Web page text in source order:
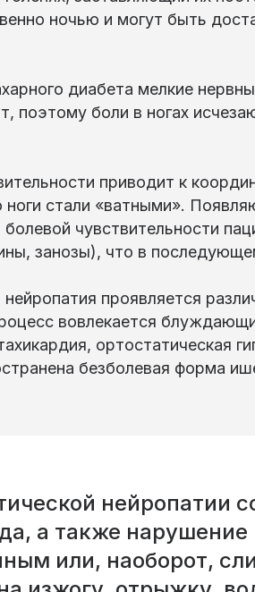
ночью и могут быть
диабета мелкие
поэтому боли в ногах
приводит к
стали «ватными».
чувствительности
занозы), что в
проявляется
вовлекается
ортостатическая
безболевая форма
нейропатии
а также
или, наоборот,